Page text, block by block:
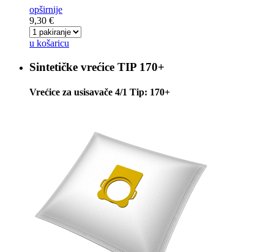
opširnije
9,30 €
u košaricu
Sintetičke vrećice TIP 170+
Vrećice za usisavače 4/1 Tip: 170+